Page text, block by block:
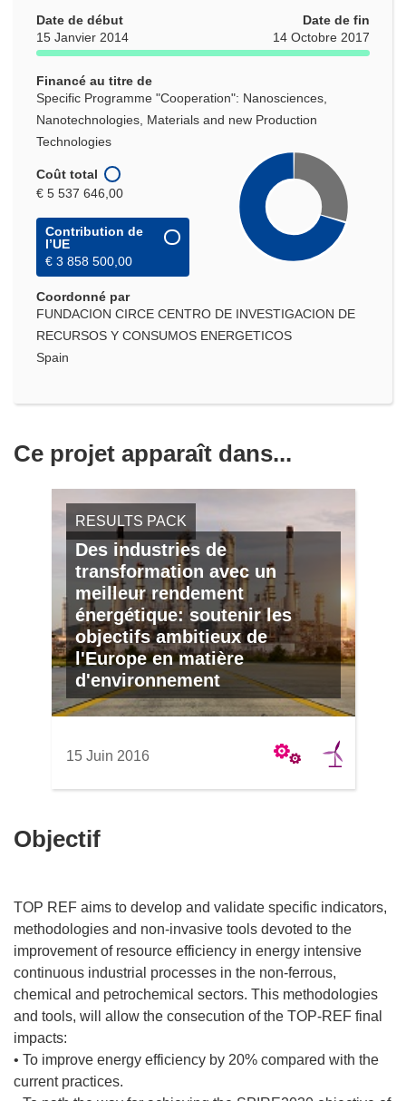
Date de début
15 Janvier 2014
Date de fin
14 Octobre 2017
Financé au titre de
Specific Programme "Cooperation": Nanosciences,
Nanotechnologies, Materials and new Production
Technologies
Coût total
€ 5 537 646,00
Contribution de
l’UE
€ 3 858 500,00
Coordonné par
FUNDACION CIRCE CENTRO DE INVESTIGACION DE
RECURSOS Y CONSUMOS ENERGETICOS
Spain
Ce projet apparaît dans...
RESULTS PACK
Des industries de
transformation avec un
meilleur rendement
énergétique: soutenir les
objectifs ambitieux de
l'Europe en matière
d'environnement
15 Juin 2016
Objectif
TOP REF aims to develop and validate specific indicators,
methodologies and non-invasive tools devoted to the
improvement of resource efficiency in energy intensive
continuous industrial processes in the non-ferrous,
chemical and petrochemical sectors. This methodologies
and tools, will allow the consecution of the TOP-REF final
impacts:
• To improve energy efficiency by 20% compared with the
current practices.